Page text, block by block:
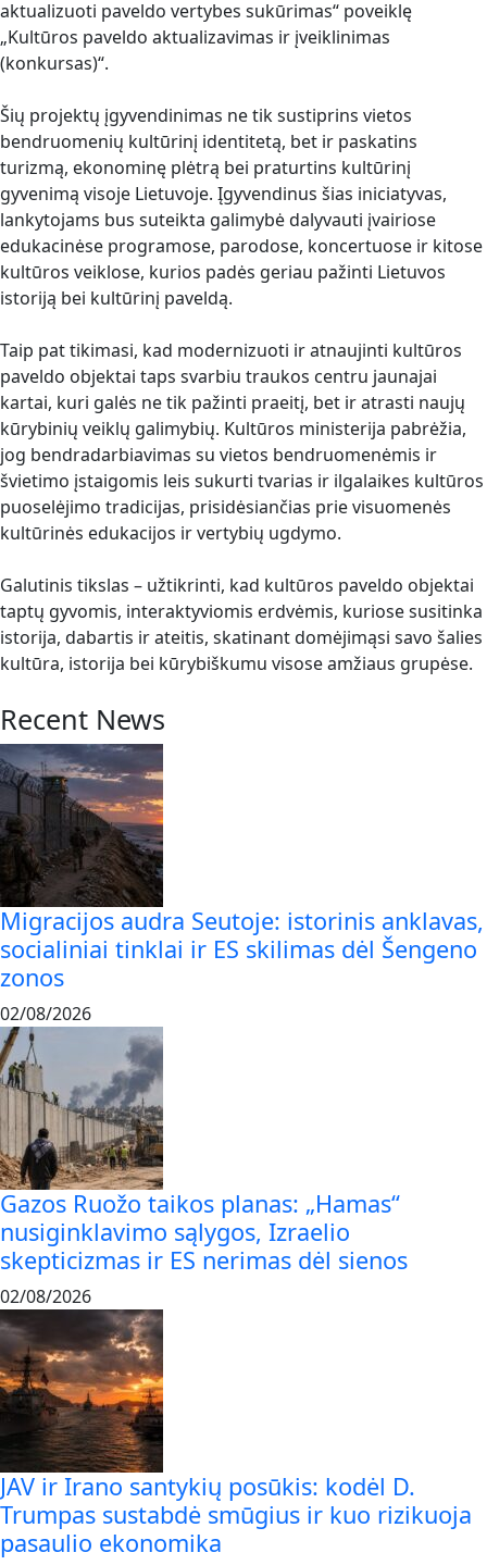
aktualizuoti paveldo vertybes sukūrimas“ poveiklę
„Kultūros paveldo aktualizavimas ir įveiklinimas
(konkursas)“.
Šių projektų įgyvendinimas ne tik sustiprins vietos
bendruomenių kultūrinį identitetą, bet ir paskatins
turizmą, ekonominę plėtrą bei praturtins kultūrinį
gyvenimą visoje Lietuvoje. Įgyvendinus šias iniciatyvas,
lankytojams bus suteikta galimybė dalyvauti įvairiose
edukacinėse programose, parodose, koncertuose ir kitose
kultūros veiklose, kurios padės geriau pažinti Lietuvos
istoriją bei kultūrinį paveldą.
Taip pat tikimasi, kad modernizuoti ir atnaujinti kultūros
paveldo objektai taps svarbiu traukos centru jaunajai
kartai, kuri galės ne tik pažinti praeitį, bet ir atrasti naujų
kūrybinių veiklų galimybių. Kultūros ministerija pabrėžia,
jog bendradarbiavimas su vietos bendruomenėmis ir
švietimo įstaigomis leis sukurti tvarias ir ilgalaikes kultūros
puoselėjimo tradicijas, prisidėsiančias prie visuomenės
kultūrinės edukacijos ir vertybių ugdymo.
Galutinis tikslas – užtikrinti, kad kultūros paveldo objektai
taptų gyvomis, interaktyviomis erdvėmis, kuriose susitinka
istorija, dabartis ir ateitis, skatinant domėjimąsi savo šalies
kultūra, istorija bei kūrybiškumu visose amžiaus grupėse.
Recent News
Migracijos audra Seutoje: istorinis anklavas,
socialiniai tinklai ir ES skilimas dėl Šengeno
zonos
02/08/2026
Gazos Ruožo taikos planas: „Hamas“
nusiginklavimo sąlygos, Izraelio
skepticizmas ir ES nerimas dėl sienos
02/08/2026
JAV ir Irano santykių posūkis: kodėl D.
Trumpas sustabdė smūgius ir kuo rizikuoja
pasaulio ekonomika